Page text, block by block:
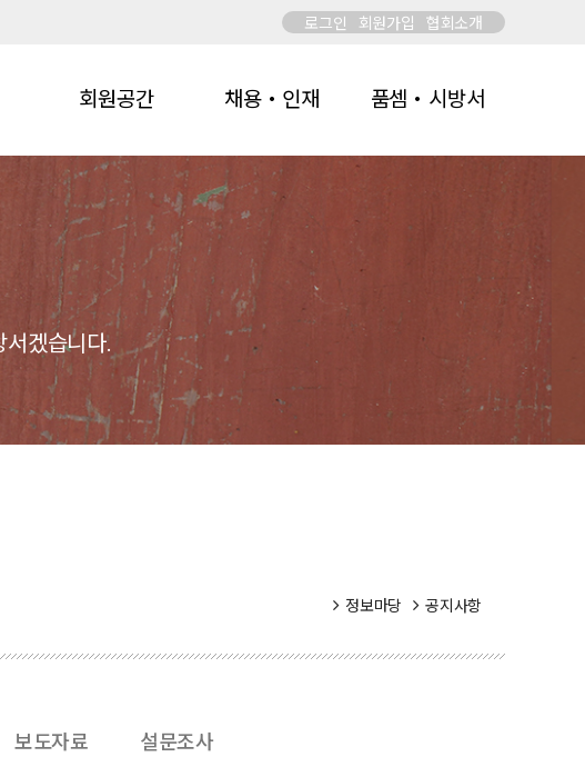
로그인 회원가입 협회소개
회원공간 채용・인재 품셈・시방서
겠습니다.
정보마당 공지사항
보도자료 설문조사